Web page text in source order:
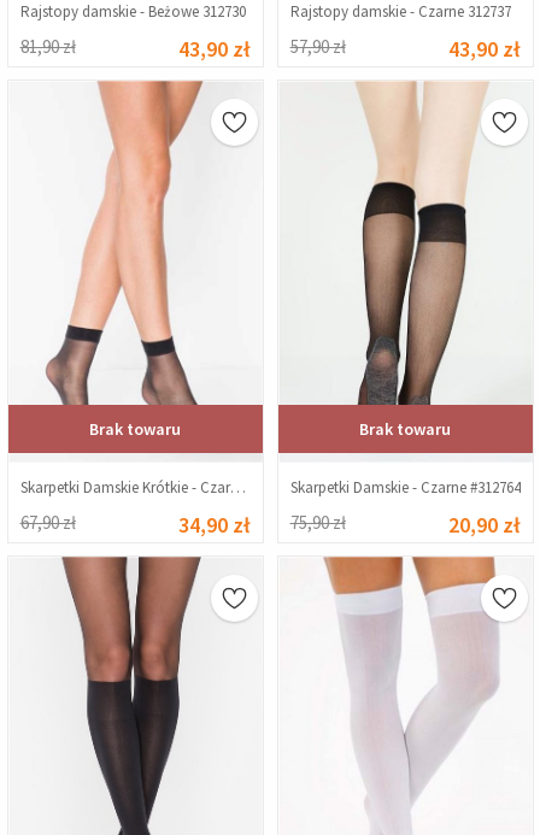
Rajstopy damskie - Beżowe 312730
81,90 zł 43,90 zł
Rajstopy damskie - Czarne 312737
57,90 zł 43,90 zł
Brak towaru
Skarpetki Damskie Krótkie - Czarne 313016
67,90 zł 34,90 zł
Brak towaru
Skarpetki Damskie - Czarne #312764
75,90 zł 20,90 zł